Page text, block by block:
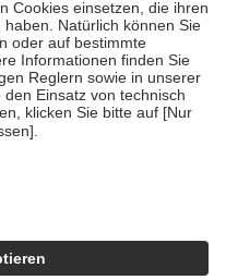
die von der
um echte Bewertungen
4419944605341